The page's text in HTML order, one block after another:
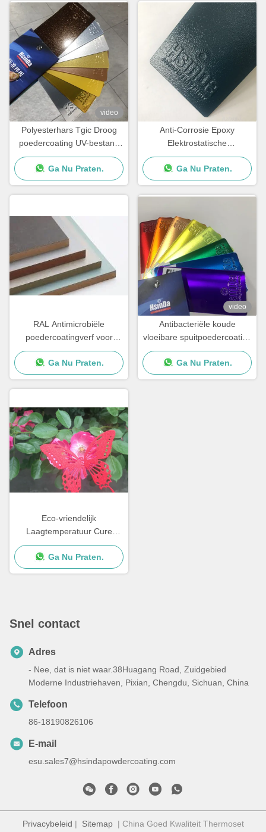
video
Polyesterhars Tgic Droog
poedercoating UV-bestand
Textured High Heat
Ga Nu Praten.
Anti-Corrosie Epoxy
Elektrostatische
Poedercoating voor
Betonijzer Stalen Staven
Ga Nu Praten.
RAL Antimicrobiële
poedercoatingverf voor
metaal- en MDF-meubels
Ga Nu Praten.
video
Antibacteriële koude
vloeibare spuitpoedercoating
voedselkwaliteit Zweetvrij
vuil
Ga Nu Praten.
Eco-vriendelijk
Laagtemperatuur Cure
Poedercoatings
Zoutsproeiweerstand
Ga Nu Praten.
Snel contact
Adres
- Nee, dat is niet waar.38Huagang Road, Zuidgebied
Moderne Industriehaven, Pixian, Chengdu, Sichuan, China
Telefoon
86-18190826106
E-mail
esu.sales7@hsindapowdercoating.com
Privacybeleid | Sitemap| China Goed Kwaliteit Thermoset